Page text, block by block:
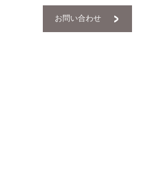
お問い合わせ